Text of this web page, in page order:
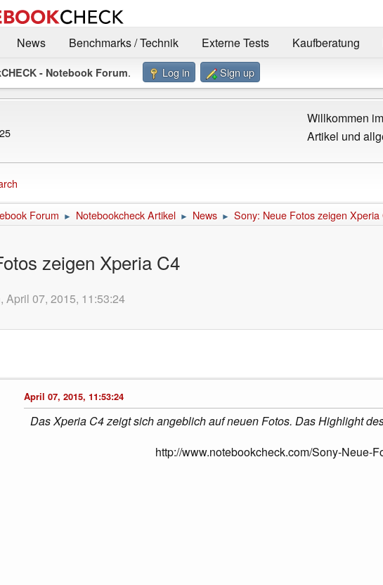
News Benchmarks / Technik Externe Tests Kaufberatung
- Notebook Forum. Log in Sign up
Willkommen
Artikel und
Forum ► Notebookcheck Artikel ► News ► Sony: Neue Fotos zeigen Xperia
zeigen Xperia C4
April 07, 2015, 11:53:24
April 07, 2015, 11:53:24
Das Xperia C4 zeigt sich angeblich auf neuen Fotos. Das Highlight
http://www.notebookcheck.com/Sony-Neue-